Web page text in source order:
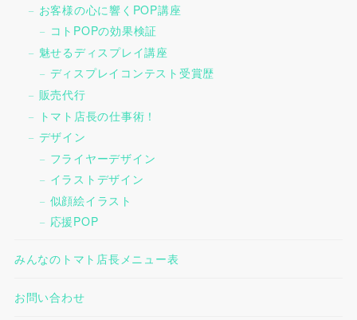
お客様の心に響くPOP講座
コトPOPの効果検証
魅せるディスプレイ講座
ディスプレイコンテスト受賞歴
販売代行
トマト店長の仕事術！
デザイン
フライヤーデザイン
イラストデザイン
似顔絵イラスト
応援POP
みんなのトマト店長メニュー表
お問い合わせ